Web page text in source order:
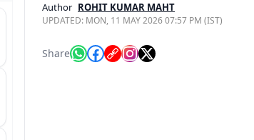
Author ROHIT KUMAR MAHT
UPDATED: MON, 11 MAY 2026 07:57 PM (IST)
Share